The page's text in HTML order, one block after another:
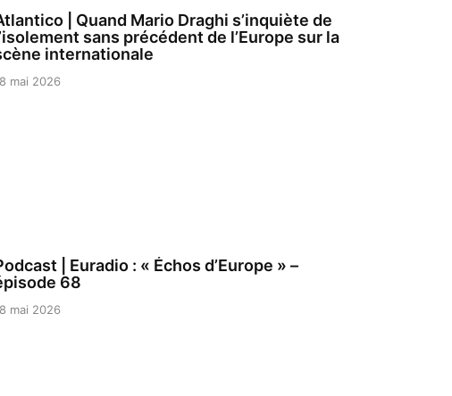
| Quand Mario Draghi s’inquiète de
sans précédent de l’Europe sur la
internationale
mai 2026
| Euradio : « Échos d’Europe » –
68
mai 2026